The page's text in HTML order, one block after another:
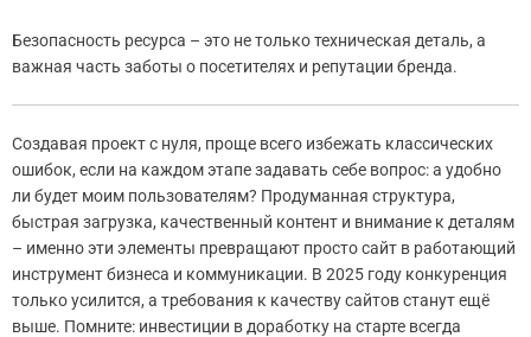
Безопасность ресурса – это не только техническая деталь, а
важная часть заботы о посетителях и репутации бренда.
Создавая проект с нуля, проще всего избежать классических
ошибок, если на каждом этапе задавать себе вопрос: а удобно
ли будет моим пользователям? Продуманная структура,
быстрая загрузка, качественный контент и внимание к деталям
– именно эти элементы превращают просто сайт в работающий
инструмент бизнеса и коммуникации. В 2025 году конкуренция
только усилится, а требования к качеству сайтов станут ещё
выше. Помните: инвестиции в доработку на старте всегда